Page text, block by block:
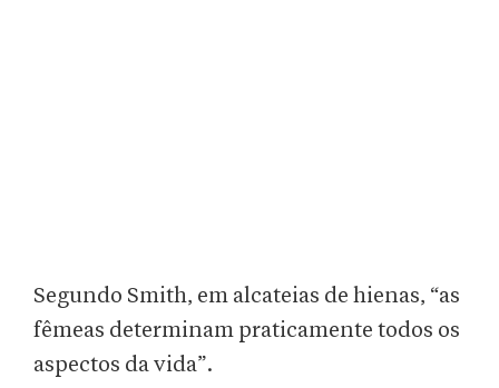
Segundo Smith, em alcateias de hienas, “as
fêmeas determinam praticamente todos os
aspectos da vida”.